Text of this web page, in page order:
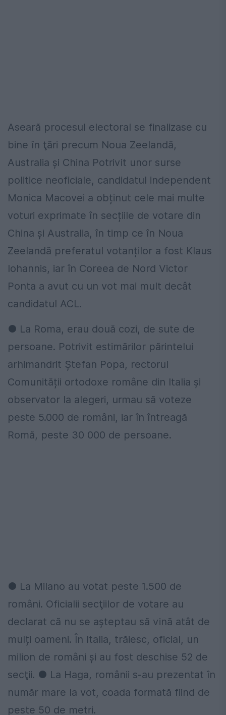
Aseară procesul electoral se finalizase cu
bine în ţări precum Noua Zeelandă,
Australia și China Potrivit unor surse
politice neoficiale, candidatul independent
Monica Macovei a obținut cele mai multe
voturi exprimate în secțiile de votare din
China și Australia, în timp ce în Noua
Zeelandă preferatul votanților a fost Klaus
Iohannis, iar în Coreea de Nord Victor
Ponta a avut cu un vot mai mult decât
candidatul ACL.
● La Roma, erau două cozi, de sute de
persoane. Potrivit estimărilor părintelui
arhimandrit Ștefan Popa, rectorul
Comunității ortodoxe române din Italia și
observator la alegeri, urmau să voteze
peste 5.000 de români, iar în întreagă
Romă, peste 30 000 de persoane.
● La Milano au votat peste 1.500 de
români. Oficialii secţiilor de votare au
declarat că nu se aşteptau să vină atât de
mulți oameni. În Italia, trăiesc, oficial, un
milion de români și au fost deschise 52 de
secţii. ● La Haga, românii s-au prezentat în
număr mare la vot, coada formată fiind de
peste 50 de metri.